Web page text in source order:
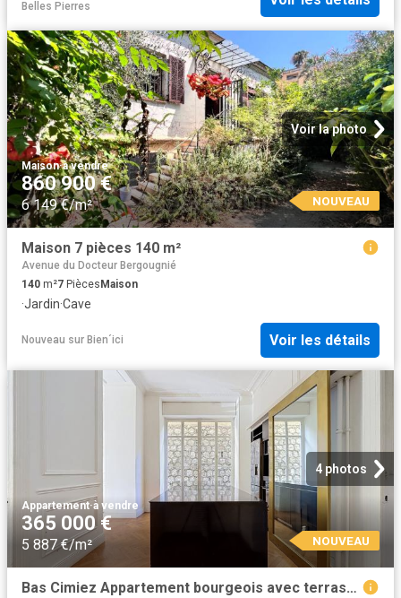
Belles Pierres
Voir la photo
Maison·à vendre
860 900 €
6 149 €/m² NOUVEAU
Maison 7 pièces 140 m²
Avenue du Docteur Bergougnié
140 m²7 PiècesMaison
·Jardin·Cave
Nouveau sur Bien´ici Voir les détails
4 photos
Appartement·à vendre
365 000 €
5 887 €/m² NOUVEAU
Bas Cimiez Appartement bourgeois avec terrasse et parking 62m² Nice